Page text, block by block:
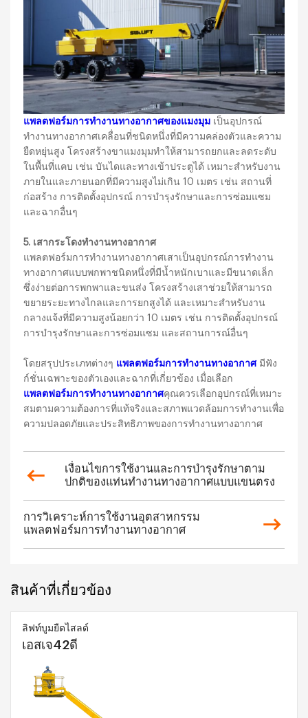
แพลตฟอร์มการทำงานทางอากาศของแมงมุม เป็นอุปกรณ์
ทำงานทางอากาศเคลื่อนที่ชนิดหนึ่งที่มีความคล่องตัวและความ
ยืดหยุ่นสูง โครงสร้างขาแมงมุมทำให้สามารถยกและลดระดับ
ในพื้นที่แคบ เช่น บันไดและทางเข้าประตูได้ เหมาะสำหรับงาน
ภายในและภายนอกที่มีความสูงไม่เกิน 10 เมตร เช่น สถานที่
ก่อสร้าง การติดตั้งอุปกรณ์ การบำรุงรักษาและการซ่อมแซม
และฉากอื่นๆ
5. เสากระโดงทำงานทางอากาศ
แพลตฟอร์มการทำงานทางอากาศเสาเป็นอุปกรณ์การทำงาน
ทางอากาศแบบพกพาชนิดหนึ่งที่มีน้ำหนักเบาและมีขนาดเล็ก
ซึ่งง่ายต่อการพกพาและขนส่ง โครงสร้างเสาช่วยให้สามารถ
ขยายระยะทางไกลและการยกสูงได้ และเหมาะสำหรับงาน
กลางแจ้งที่มีความสูงน้อยกว่า 10 เมตร เช่น การติดตั้งอุปกรณ์
การบำรุงรักษาและการซ่อมแซม และสถานการณ์อื่นๆ
โดยสรุปประเภทต่างๆ แพลตฟอร์มการทำงานทางอากาศมีฟัง
ก์ชั่นเฉพาะของตัวเองและฉากที่เกี่ยวข้อง เมื่อเลือก
แพลตฟอร์มการทำงานทางอากาศคุณควรเลือกอุปกรณ์ที่เหมาะ
สมตามความต้องการที่แท้จริงและสภาพแวดล้อมการทำงานเพื่อ
ความปลอดภัยและประสิทธิภาพของการทำงานทางอากาศ
เงื่อนไขการใช้งานและการบำรุงรักษาตาม
ปกติของแท่นทำงานทางอากาศแบบแขนตรง
การวิเคราะห์การใช้งานอุตสาหกรรม
แพลตฟอร์มการทำงานทางอากาศ
สินค้าที่เกี่ยวข้อง
ลิฟท์บูมยืดไสลด์
เอสเจ42ดี